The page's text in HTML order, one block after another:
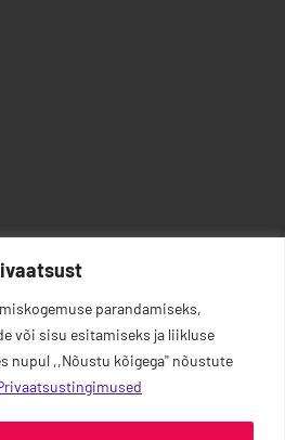
parandamiseks,
või sisu esitamiseks ja liikluse
nupul ,,Nõustu kõigega'' nõustute